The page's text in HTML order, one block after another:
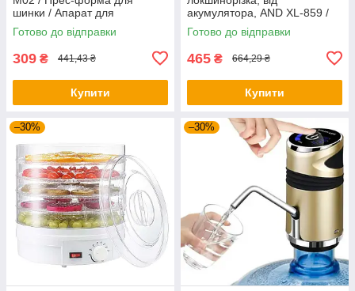
шинки / Апарат для
приготування шинки /
Шинчинниці
Готово до відправки
309 ₴ 441,43 ₴
Купити
акумулятора, AND XL-859 /
Апарат для виробництва
локшини
Готово до відправки
465 ₴ 664,29 ₴
Купити
–30% –30%